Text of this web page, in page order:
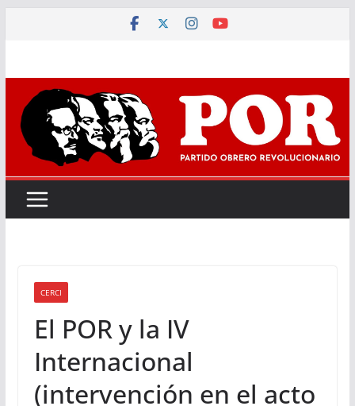
CERCI
El POR y la IV
Internacional
(intervención en el acto